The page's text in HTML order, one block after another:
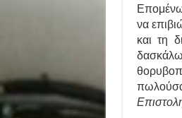
να
και τη